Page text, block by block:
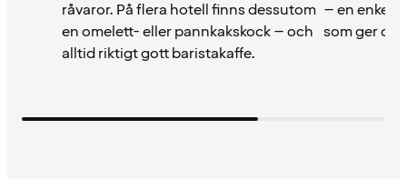
råvaror. På flera hotell finns dessutom
en omelett- eller pannkakskock – och
alltid riktigt gott baristakaffe.
– en enkel
som ger